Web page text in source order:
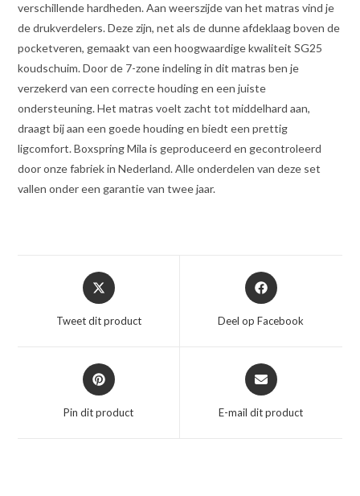
verschillende hardheden. Aan weerszijde van het matras vind je
de drukverdelers. Deze zijn, net als de dunne afdeklaag boven de
pocketveren, gemaakt van een hoogwaardige kwaliteit SG25
koudschuim. Door de 7-zone indeling in dit matras ben je
verzekerd van een correcte houding en een juiste
ondersteuning. Het matras voelt zacht tot middelhard aan,
draagt bij aan een goede houding en biedt een prettig
ligcomfort. Boxspring Mila is geproduceerd en gecontroleerd
door onze fabriek in Nederland. Alle onderdelen van deze set
vallen onder een garantie van twee jaar.
Opent
in
nieuw
Tweet dit product
Opent
in
nieuw
Deel op Facebook
Opent
in
nieuw
Pin dit product
Opent
in
nieuw
E-mail dit product